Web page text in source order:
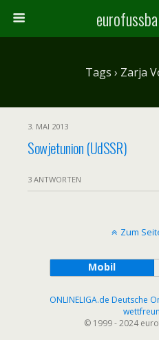
Tags › Zarja
3. MAI 2013
Sowjetunion (UdSSR)
3 ANTWORTEN
Zum
Mobil
ONLINELIGA.de Deutsche
© 1999 - 2024